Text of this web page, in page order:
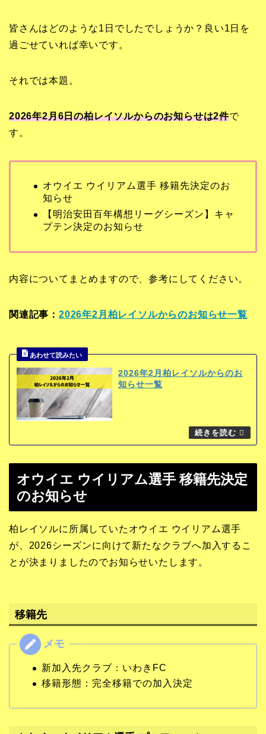
皆さんはどのような1日でしたでしょうか？良い1日を
過ごせていれば幸いです。
それでは本題。
2026年2月6日の柏レイソルからのお知らせは2件で
す。
オウイエ ウイリアム選手 移籍先決定のお
知らせ
【明治安田百年構想リーグシーズン】キャ
プテン決定のお知らせ
内容についてまとめますので、参考にしてください。
関連記事： 2026年2月柏レイソルからのお知らせ一覧
2026年2月柏レイソルからのお
知らせ一覧
オウイエ ウイリアム選手 移籍先決定
のお知らせ
柏レイソルに所属していたオウイエ ウイリアム選手
が、2026シーズンに向けて新たなクラブへ加入するこ
とが決まりましたのでお知らせいたします。
移籍先
新加入先クラブ：いわきFC
移籍形態：完全移籍での加入決定